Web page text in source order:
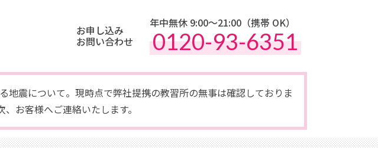
お申し込み
お問い合わせ
年中無休 9:00〜21:00（携帯 OK）
0120-93-6351
地震について。現時点で弊社提携の教習所の無事は確認しておりま
お客様へご連絡いたします。